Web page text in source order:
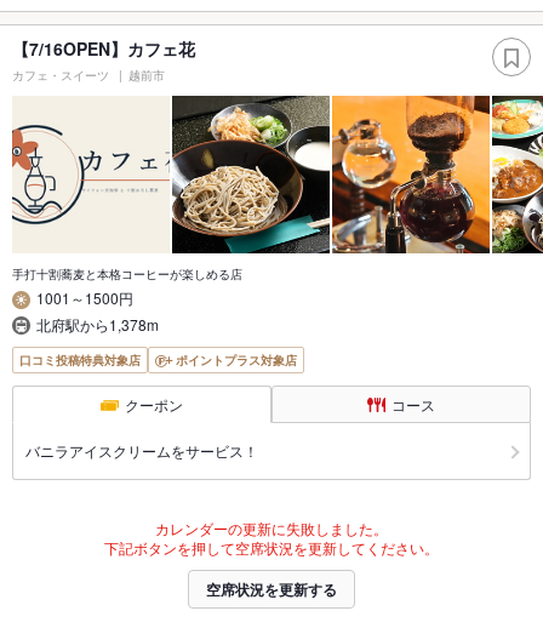
【7/16OPEN】カフェ花
カフェ・スイーツ 越前市
手打十割蕎麦と本格コーヒーが楽しめる店
1001～1500円
北府駅から1,378m
口コミ投稿特典対象店 ポイントプラス対象店
クーポン コース
バニラアイスクリームをサービス！
カレンダーの更新に失敗しました。
下記ボタンを押して空席状況を更新してください。
空席状況を更新する